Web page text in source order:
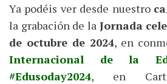
Ya podéis ver desde nuestro
la grabación de la Jornada
de octubre de 2024, en
Internacional de la
#Edusoday2024, en